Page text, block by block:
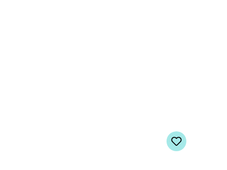
der Gabel sitzt. Eine Kürzanleitung findest Du im